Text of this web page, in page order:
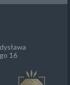
16